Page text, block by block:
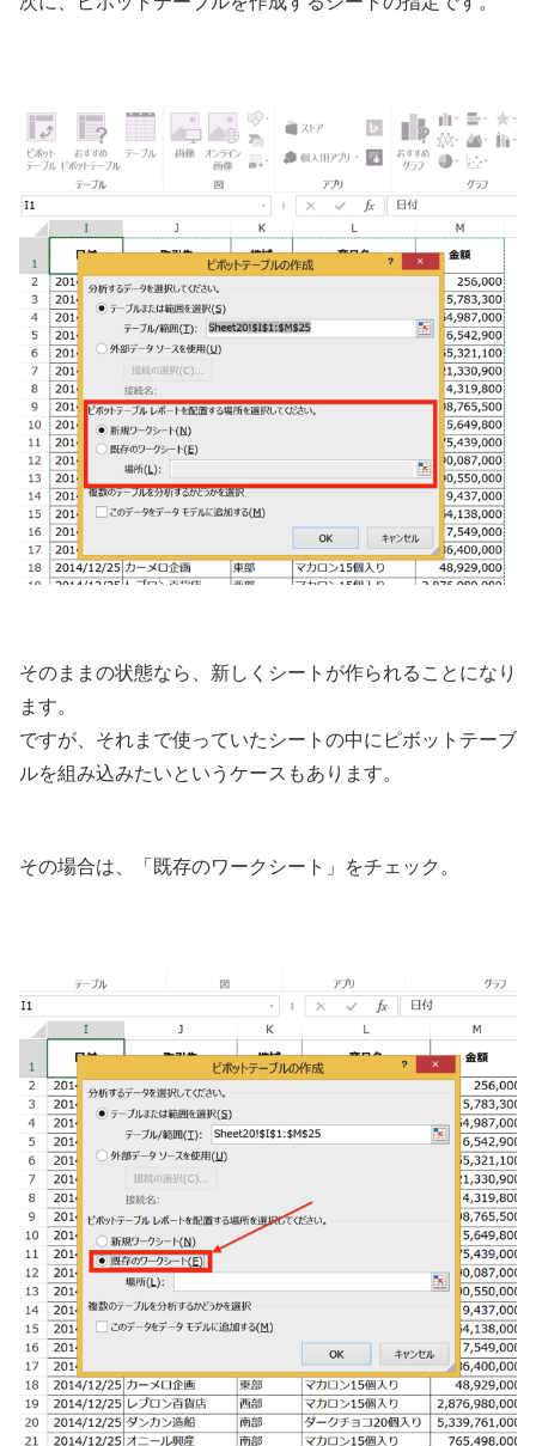
そのままの状態なら、新しくシートが作られることになり
ます。
ですが、それまで使っていたシートの中にピボットテーブ
ルを組み込みたいというケースもあります。
その場合は、「既存のワークシート」をチェック。